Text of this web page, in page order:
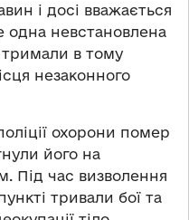
і досі вважається
одна невстановлена
тримали в тому
незаконного
охорони помер
його на
Під час визволення
тривали бої та